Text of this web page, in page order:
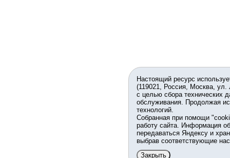
Настоящий ресурс
(119021, Россия, Москва,
с целью сбора технических
обслуживания. Продолжая
технологий.
Собранная при помощи
работу сайта. Информация
передаваться Яндексу и
выбрав соответствующие
Закрыть